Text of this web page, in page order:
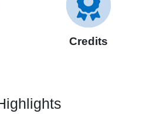
Credits